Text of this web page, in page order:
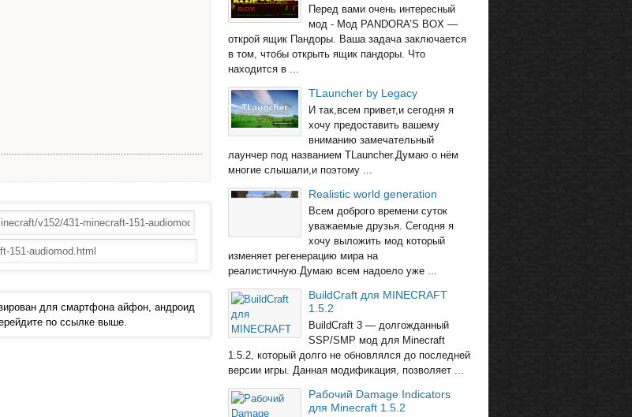
для смартфона айфон, андроид
по ссылке выше.
Перед вами очень интересный
мод - Мод PANDORA’S BOX —
открой ящик Пандоры. Ваша задача заключается
в том, чтобы открыть ящик пандоры. Что
находится в ...
TLauncher by Legacy
И так,всем привет,и сегодня я
хочу предоставить вашему
вниманию замечательный
лаунчер под названием TLauncher.Думаю о нём
многие слышали,и поэтому ...
Realistic world generation
Всем доброго времени суток
уважаемые друзья. Сегодня я
хочу выложить мод который
изменяет регенерацию мира на
реалистичную.Думаю всем надоело уже ...
BuildCraft для MINECRAFT
1.5.2
BuildCraft 3 — долгожданный
SSP/SMP мод для Minecraft
1.5.2, который долго не обновлялся до последней
версии игры. Данная модификация, позволяет ...
Рабочий Damage Indicators
для Minecraft 1.5.2